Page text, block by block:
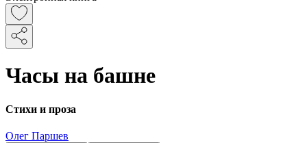
Часы на башне
Стихи и проза
Олег Паршев